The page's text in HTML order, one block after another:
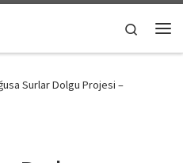
Search
Surlar Dolgu Projesi –